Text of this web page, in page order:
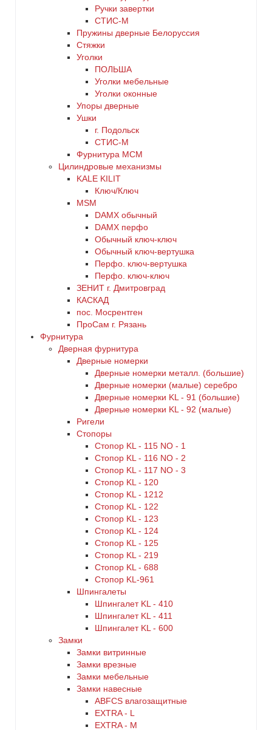
Ручки завертки
СТИС-М
Пружины дверные Белоруссия
Стяжки
Уголки
ПОЛЬША
Уголки мебельные
Уголки оконные
Упоры дверные
Ушки
г. Подольск
СТИС-М
Фурнитура МСМ
Цилиндровые механизмы
KALE KILIT
Ключ/Ключ
MSM
DАMX обычный
DАMX перфо
Oбычный ключ-ключ
Обычный ключ-вертушка
Перфо. ключ-вертушка
Перфо. ключ-ключ
ЗЕНИТ г. Дмитровград
КАСКАД
пос. Мосрентген
ПроСам г. Рязань
Фурнитура
Дверная фурнитура
Дверные номерки
Дверные номерки металл. (большие)
Дверные номерки (малые) серебро
Дверные номерки KL - 91 (большие)
Дверные номерки KL - 92 (малые)
Ригели
Стопоры
Стопор KL - 115 NO - 1
Стопор KL - 116 NO - 2
Стопор KL - 117 NO - 3
Стопор KL - 120
Стопор KL - 1212
Стопор KL - 122
Стопор KL - 123
Стопор KL - 124
Стопор KL - 125
Стопор KL - 219
Стопор KL - 688
Стопор KL-961
Шпингалеты
Шпингалет KL - 410
Шпингалет KL - 411
Шпингалет KL - 600
Замки
Замки витринные
Замки врезные
Замки мебельные
Замки навесные
ABFCS влагозащитные
EXTRA - L
EXTRA - М